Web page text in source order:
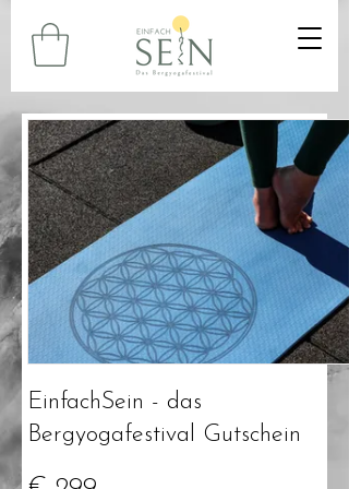
EinfachSein - das
Bergyogafestival Gutschein